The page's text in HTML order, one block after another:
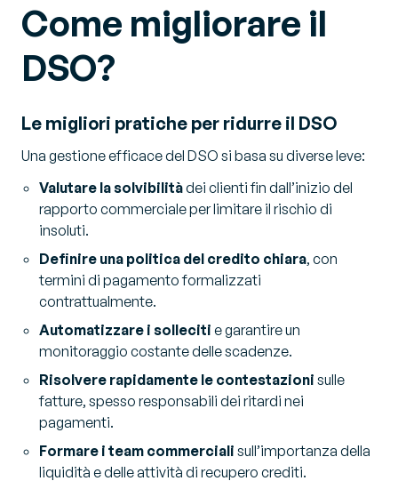
Come migliorare il
DSO?
Le migliori pratiche per ridurre il DSO
Una gestione efficace del DSO si basa su diverse leve:
Valutare la solvibilitàdei clienti fin dall’inizio del
rapporto commerciale per limitare il rischio di
insoluti.
Definire una politica del credito chiara, con
termini di pagamento formalizzati
contrattualmente.
Automatizzare i solleciti e garantire un
monitoraggio costante delle scadenze.
Risolvere rapidamente le contestazioni sulle
fatture, spesso responsabili dei ritardi nei
pagamenti.
Formare i team commerciali sull’importanza della
liquidità e delle attività di recupero crediti.